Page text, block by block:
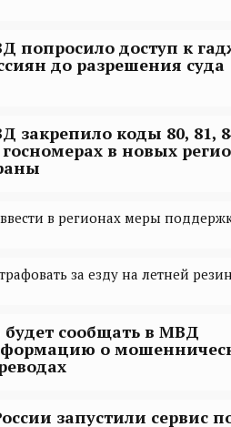
попросило доступ к
до разрешения суда
закрепило коды 80, 81,
в новых
в регионах меры
за езду на летней
сообщать в МВД
о
запустили сервис